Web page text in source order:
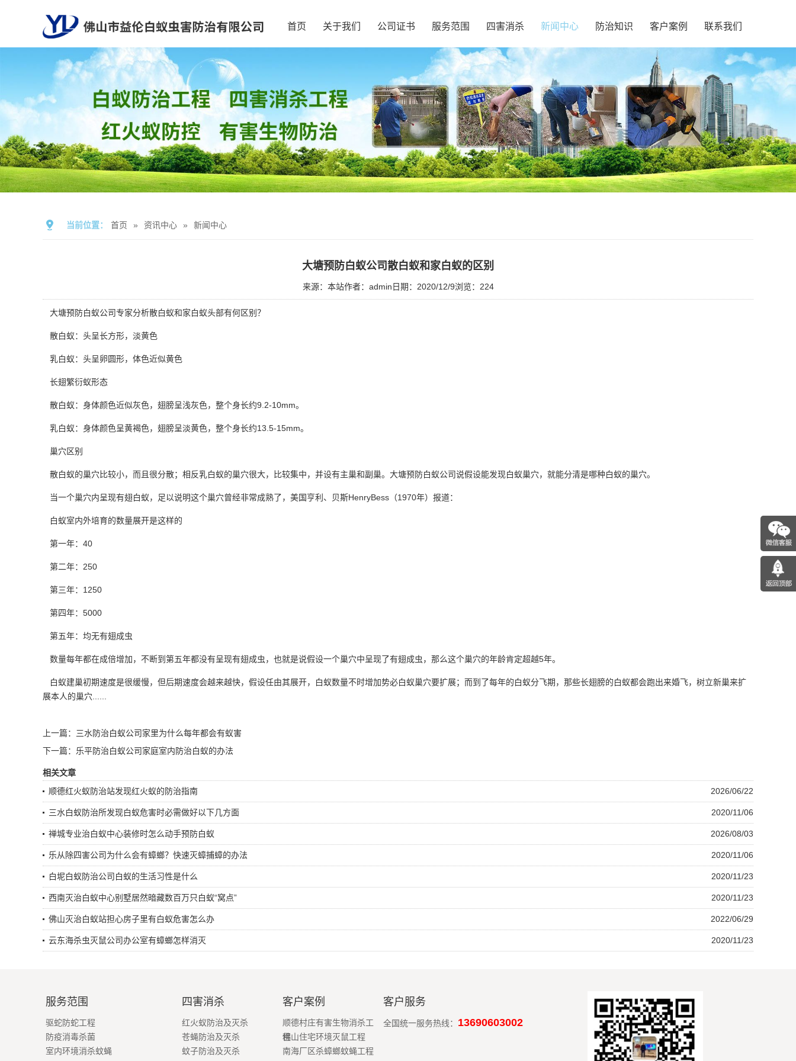
首页 关于我们 公司证书 服务范围 四害消杀 新闻中心 防治知识 客户案例 联系我们
当前位置： 首页 » 资讯中心 » 新闻中心
大塘预防白蚁公司散白蚁和家白蚁的区别
来源：本站作者：admin 日期：2020/12/9浏览： 224
大塘预防白蚁公司专家分析散白蚁和家白蚁头部有何区别？
散白蚁：头呈长方形，淡黄色
乳白蚁：头呈卵圆形，体色近似黄色
长翅繁衍蚁形态
散白蚁：身体颜色近似灰色，翅膀呈浅灰色，整个身长约9.2-10mm。
乳白蚁：身体颜色呈黄褐色，翅膀呈淡黄色，整个身长约13.5-15mm。
巢穴区别
散白蚁的巢穴比较小，而且很分散；相反乳白蚁的巢穴很大，比较集中，并设有主巢和副巢。大塘预防白蚁公司说假设能发现白蚁巢穴，就能分清是哪种白蚁的巢穴。
当一个巢穴内呈现有翅白蚁，足以说明这个巢穴曾经非常成熟了，美国亨利、贝斯HenryBess（1970年）报道：
白蚁室内外培育的数量展开是这样的
第一年：40
第二年：250
第三年：1250
第四年：5000
第五年：均无有翅成虫
数量每年都在成倍增加，不断到第五年都没有呈现有翅成虫，也就是说假设一个巢穴中呈现了有翅成虫 ，那么这个巢穴的年龄肯定超越5年。
白蚁建巢初期速度是很缓慢，但后期速度会越来越快，假设任由其展开，白蚁数量不时增加势必白蚁巢穴要扩展；而到了每年的白蚁分飞期，那些长翅膀的白蚁都会跑出来婚飞，树立新巢来扩
展本人的巢穴......
上一篇： 三水防治白蚁公司家里为什么每年都会有蚁害
下一篇： 乐平防治白蚁公司家庭室内防治白蚁的办法
相关文章
2026/06/22
顺德红火蚁防治站发现红火蚁的防治指南
2020/11/06
三水白蚁防治所发现白蚁危害时必需做好以下几方面
2026/08/03
禅城专业治白蚁中心装修时怎么动手预防白蚁
2020/11/06
乐从除四害公司为什么会有蟑螂？快速灭蟑捕蟑的办法
2020/11/23
白坭白蚁防治公司白蚁的生活习性是什么
2020/11/23
西南灭治白蚁中心别墅居然暗藏数百万只白蚁“窝点”
2022/06/29
佛山灭治白蚁站担心房子里有白蚁危害怎么办
2020/11/23
云东海杀虫灭鼠公司办公室有蟑螂怎样消灭
服务范围
驱蛇防蛇工程
防疫消毒杀菌
室内环境消杀蚊蝇
四害消杀
红火蚁防治及灭杀
苍蝇防治及灭杀
蚊子防治及灭杀
客户案例
顺德村庄有害生物消杀工
程
佛山住宅环境灭鼠工程
南海厂区杀蟑螂蚊蝇工程
客户服务
全国统一服务热线： 13690603002